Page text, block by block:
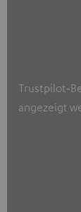
angezeigt